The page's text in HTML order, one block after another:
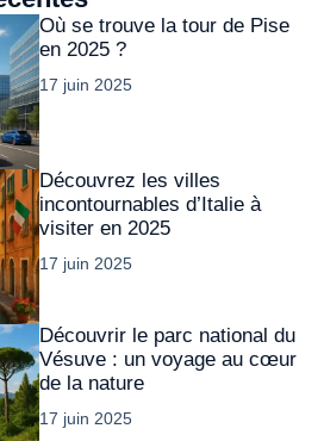
Où se trouve la tour de Pise
en 2025 ?
17 juin 2025
Découvrez les villes
incontournables d’Italie à
visiter en 2025
17 juin 2025
Découvrir le parc national du
Vésuve : un voyage au cœur
de la nature
17 juin 2025